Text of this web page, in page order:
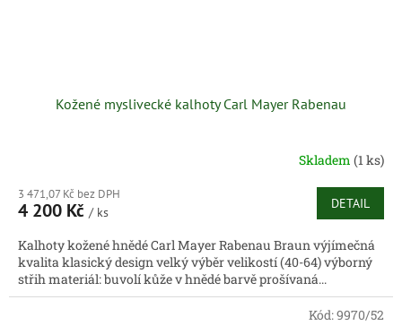
Kožené myslivecké kalhoty Carl Mayer Rabenau
Skladem (1 ks)
3 471,07 Kč bez DPH
4 200 Kč / ks
DETAIL
Kalhoty kožené hnědé Carl Mayer Rabenau Braun výjímečná
kvalita klasický design velký výběr velikostí (40-64) výborný
střih materiál: buvolí kůže v hnědé barvě prošívaná...
Kód:9970/52